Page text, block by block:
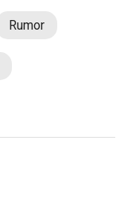
Rumor